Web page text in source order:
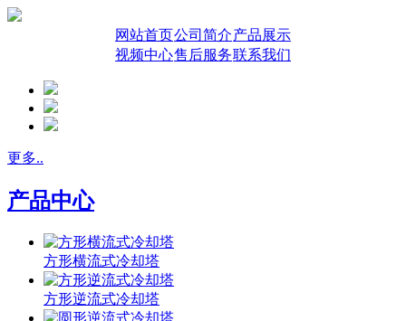
网站首页公司简介产品展示
视频中心售后服务联系我们
更多..
产品中心
方形横流式冷却塔
方形逆流式冷却塔